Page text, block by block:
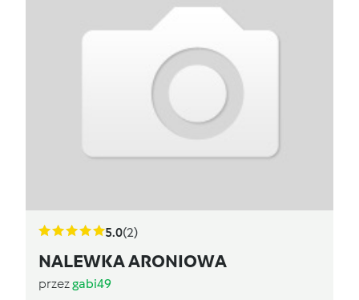
5.0(2)
NALEWKA ARONIOWA
przezgabi49